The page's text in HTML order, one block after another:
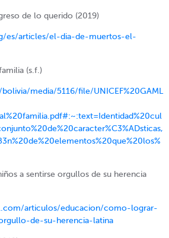
de lo querido (2019)
es/articles/el-dia-de-muertos-el-
(s.f.)
media/5116/file/UNICEF%20GAML
a sentirse orgullos de su herencia
articulos/educacion/como-lograr-
de-su-herencia-latina